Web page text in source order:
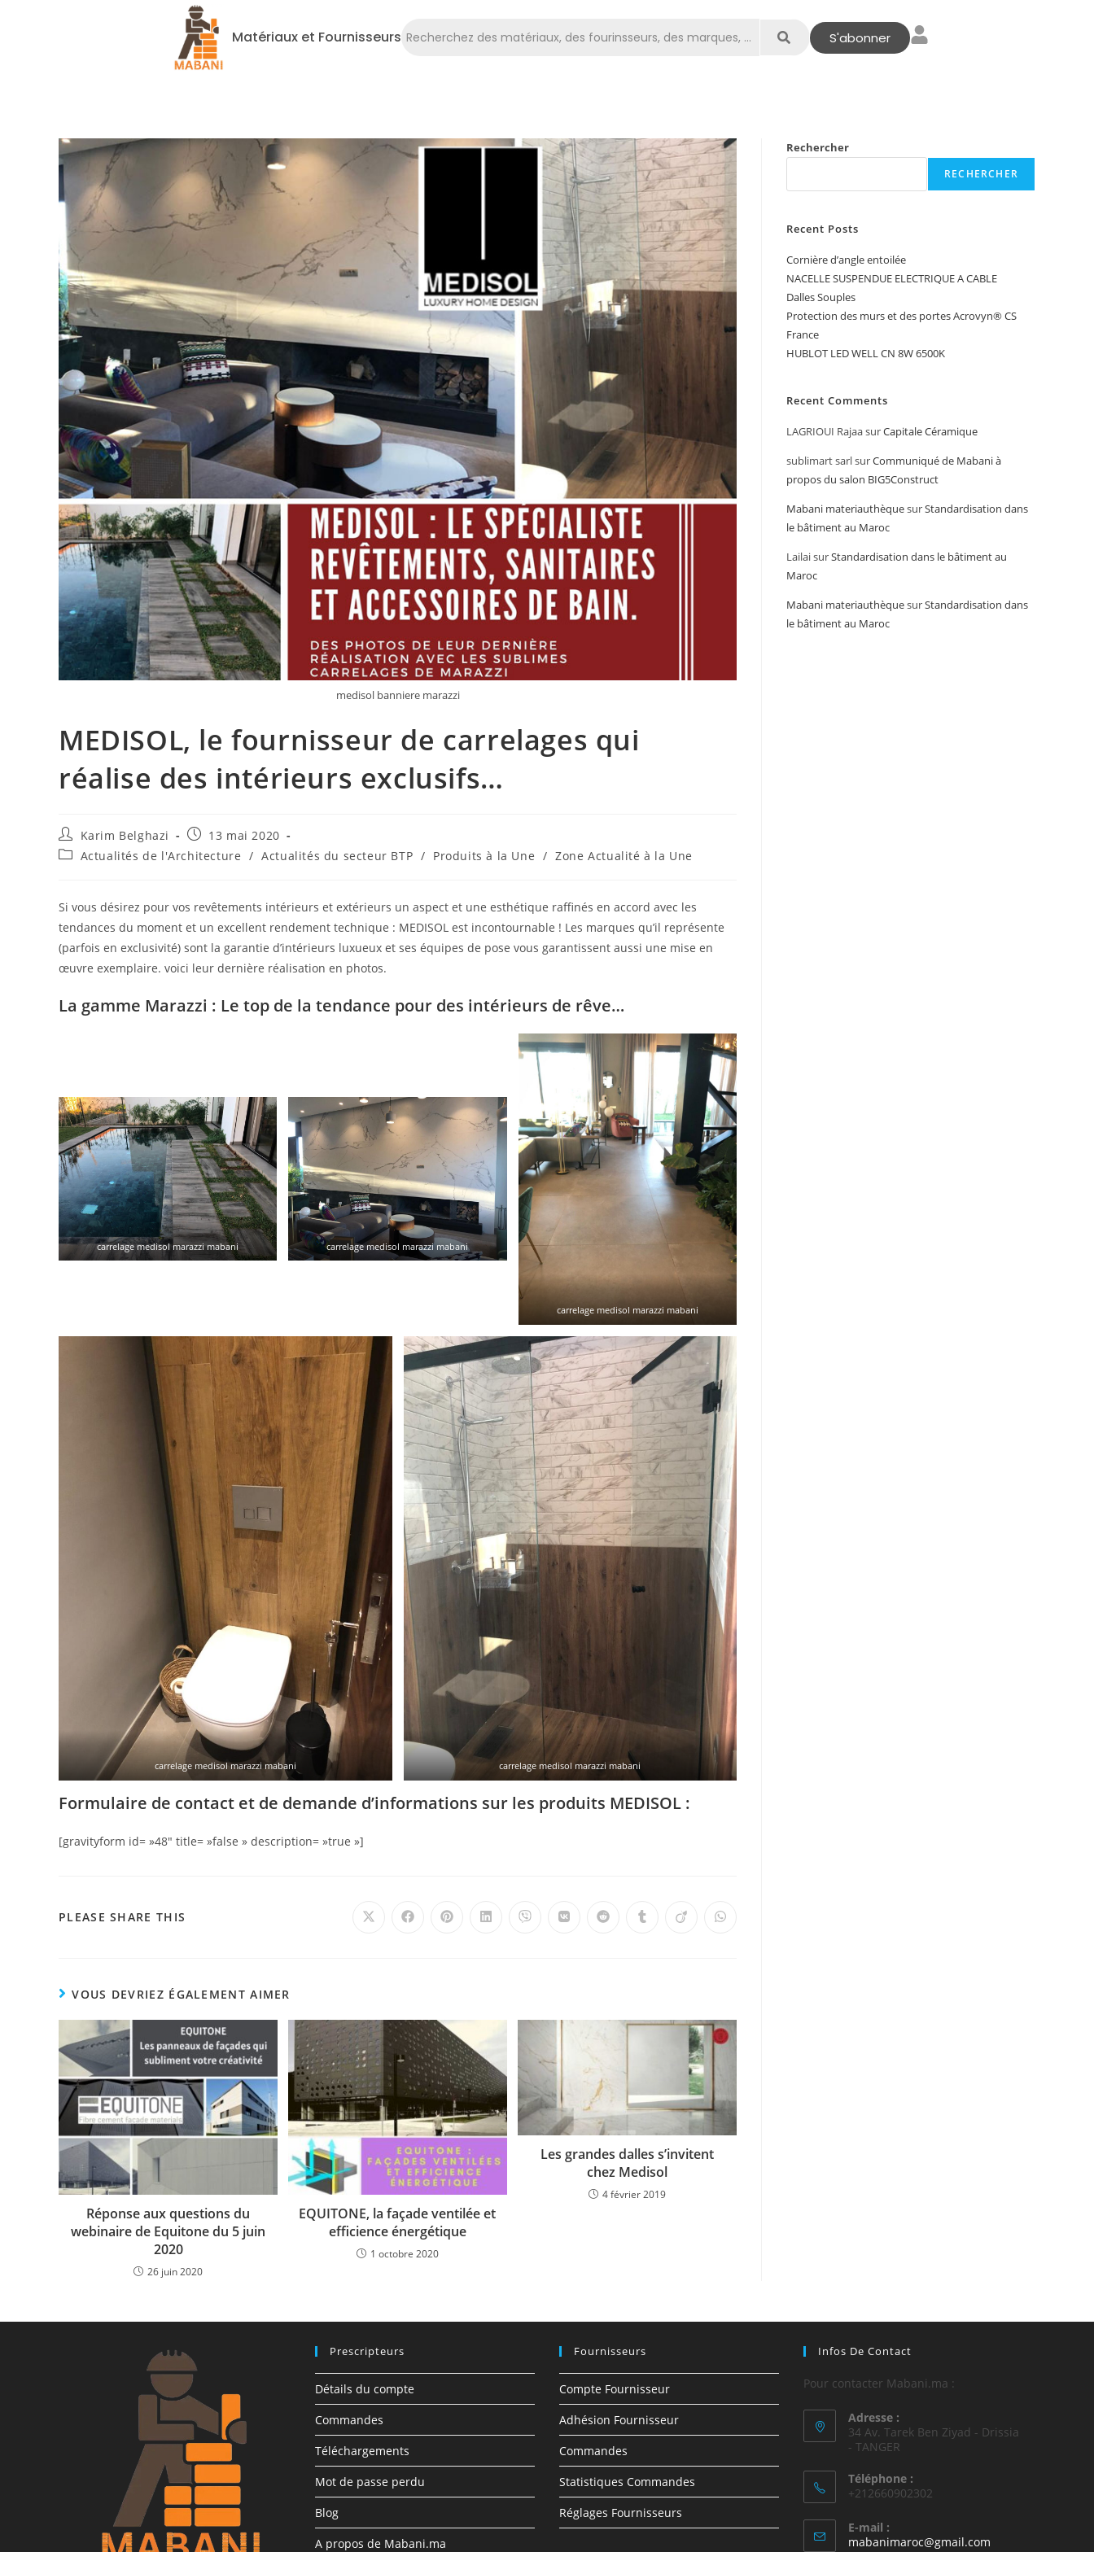
Matériaux et Fournisseurs S'abonner
medisol banniere marazzi
MEDISOL, le fournisseur de carrelages qui
réalise des intérieurs exclusifs…
Karim Belghazi
13 mai 2020
Actualités de l'Architecture / Actualités du secteur BTP / Produits à la Une / Zone Actualité à la Une
Si vous désirez pour vos revêtements intérieurs et extérieurs un aspect et une esthétique raffinés en accord avec les
tendances du moment et un excellent rendement technique : MEDISOL est incontournable ! Les marques qu’il représente
(parfois en exclusivité) sont la garantie d’intérieurs luxueux et ses équipes de pose vous garantissent aussi une mise en
œuvre exemplaire. voici leur dernière réalisation en photos.
La gamme Marazzi : Le top de la tendance pour des intérieurs de rêve…
carrelage medisol marazzi mabani carrelage medisol marazzi mabani
carrelage medisol marazzi mabani
carrelage medisol marazzi mabani carrelage medisol marazzi mabani
Formulaire de contact et de demande d’informations sur les produits MEDISOL :
[gravityform id= »48″ title= »false » description= »true »]
PLEASE SHARE THIS
VOUS DEVRIEZ ÉGALEMENT AIMER
Réponse aux questions du
webinaire de Equitone du 5 juin
2020
26 juin 2020
EQUITONE, la façade ventilée et
efficience énergétique
1 octobre 2020
Les grandes dalles s’invitent
chez Medisol
4 février 2019
Rechercher
RECHERCHER
Recent Posts
Cornière d’angle entoilée
NACELLE SUSPENDUE ELECTRIQUE A CABLE
Dalles Souples
Protection des murs et des portes Acrovyn® CS
France
HUBLOT LED WELL CN 8W 6500K
Recent Comments
LAGRIOUI RajaasurCapitale Céramique
sublimart sarlsurCommuniqué de Mabani à
propos du salon BIG5Construct
Mabani materiauthèquesurStandardisation dans
le bâtiment au Maroc
LailaisurStandardisation dans le bâtiment au
Maroc
Mabani materiauthèquesurStandardisation dans
le bâtiment au Maroc
Prescripteurs
Détails du compte
Commandes
Téléchargements
Mot de passe perdu
Blog
A propos de Mabani.ma
Fournisseurs
Compte Fournisseur
Adhésion Fournisseur
Commandes
Statistiques Commandes
Réglages Fournisseurs
Infos De Contact
Pour contacter Mabani.ma :
Adresse :
34 Av. Tarek Ben Ziyad - Drissia
- TANGER
Téléphone :
+212660902302
E-mail :
mabanimaroc@gmail.com